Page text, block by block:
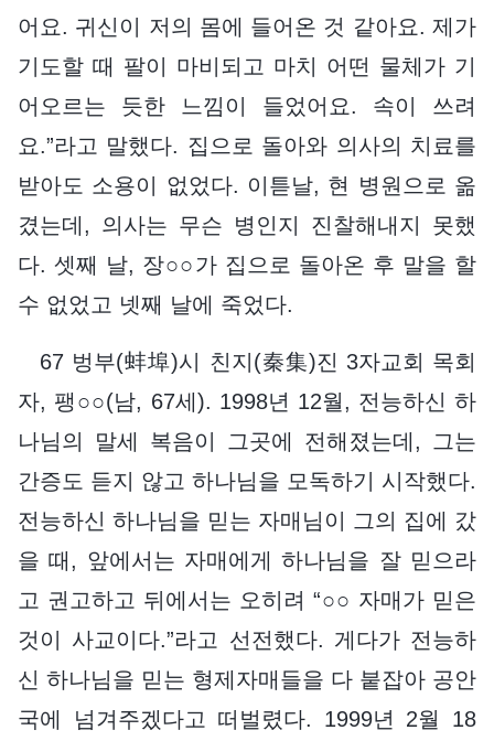
어요. 귀신이 저의 몸에 들어온 것 같아요. 제가
기도할 때 팔이 마비되고 마치 어떤 물체가 기
어오르는 듯한 느낌이 들었어요. 속이 쓰려
요.”라고 말했다. 집으로 돌아와 의사의 치료를
받아도 소용이 없었다. 이튿날, 현 병원으로 옮
겼는데, 의사는 무슨 병인지 진찰해내지 못했
다. 셋째 날, 장○○가 집으로 돌아온 후 말을 할
수 없었고 넷째 날에 죽었다.
67 벙부(蚌埠)시 친지(秦集)진 3자교회 목회
자, 팽○○(남, 67세). 1998년 12월, 전능하신 하
나님의 말세 복음이 그곳에 전해졌는데, 그는
간증도 듣지 않고 하나님을 모독하기 시작했다.
전능하신 하나님을 믿는 자매님이 그의 집에 갔
을 때, 앞에서는 자매에게 하나님을 잘 믿으라
고 권고하고 뒤에서는 오히려 “○○ 자매가 믿은
것이 사교이다.”라고 선전했다. 게다가 전능하
신 하나님을 믿는 형제자매들을 다 붙잡아 공안
국에 넘겨주겠다고 떠벌렸다. 1999년 2월 18